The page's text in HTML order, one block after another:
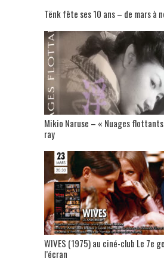
Tënk fête ses 10 ans – de mars à
Mikio Naruse – « Nuages
ray
WIVES (1975) au ciné-club Le 7e
l’écran